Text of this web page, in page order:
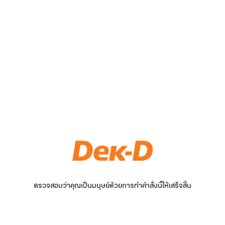
ตรวจสอบว่าคุณเป็นมนุษย์ด้วยการทำคำสั่งนี้ให้เสร็จสิ้น